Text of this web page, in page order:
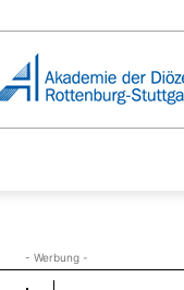
- Werbung -